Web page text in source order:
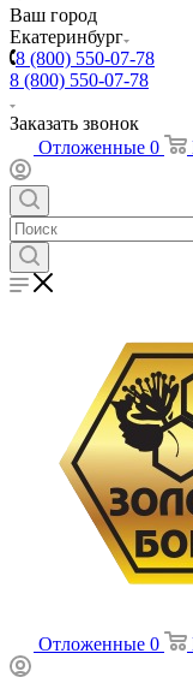
Ваш город
Екатеринбург
8 (800) 550-07-78
8 (800) 550-07-78
Заказать звонок
Отложенные 0
Отложенные 0